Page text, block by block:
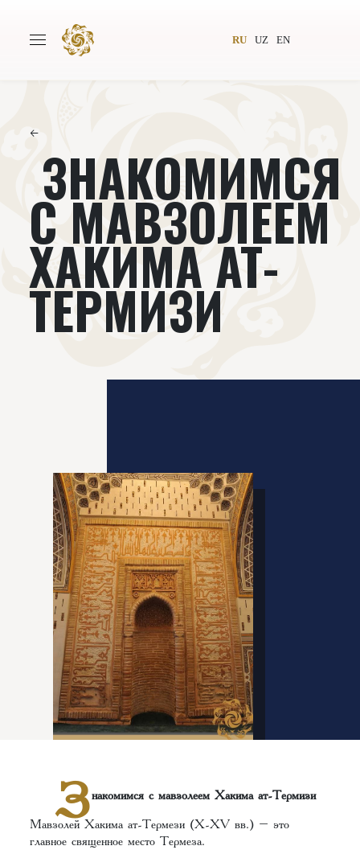
RU UZ EN
Авторы Всемирное общество
Издательство Новости
Проекты Подкасты
Книги Видеолекторий
←
ЗНАКОМИМСЯ
С МАВЗОЛЕЕМ
ХАКИМА АТ-
ТЕРМИЗИ
З накомимся с мавзолеем Хакима ат-Термизи
Мавзолей Хакима ат-Термези (X-XV вв.) – это
главное священное место Термеза.